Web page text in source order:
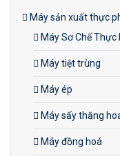
Máy sản xuất thực
Máy Sơ Chế Thực
Máy tiệt trùng
Máy ép
Máy sấy thăng
Máy đồng hoá